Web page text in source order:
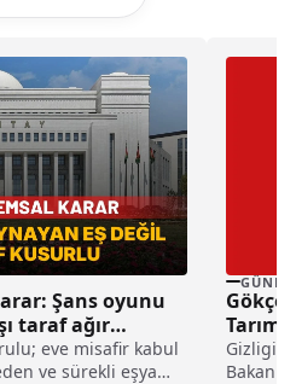
Şans oyunu
taraf ağır
eve misafir kabul
ve sürekli eşya
Tarım